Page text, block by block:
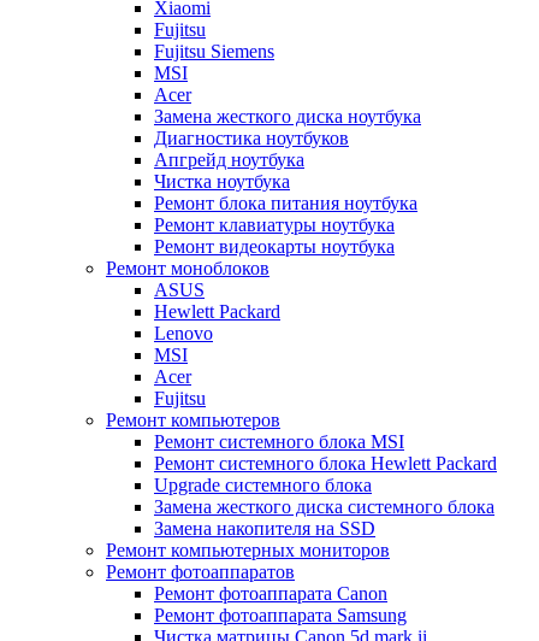
Xiaomi
Fujitsu
Fujitsu Siemens
MSI
Acer
Замена жесткого диска ноутбука
Диагностика ноутбуков
Апгрейд ноутбука
Чистка ноутбука
Ремонт блока питания ноутбука
Ремонт клавиатуры ноутбука
Ремонт видеокарты ноутбука
Ремонт моноблоков
ASUS
Hewlett Packard
Lenovo
MSI
Acer
Fujitsu
Ремонт компьютеров
Ремонт системного блока MSI
Ремонт системного блока Hewlett Packard
Upgrade системного блока
Замена жесткого диска системного блока
Замена накопителя на SSD
Ремонт компьютерных мониторов
Ремонт фотоаппаратов
Ремонт фотоаппарата Canon
Ремонт фотоаппарата Samsung
Чистка матрицы Canon 5d mark ii